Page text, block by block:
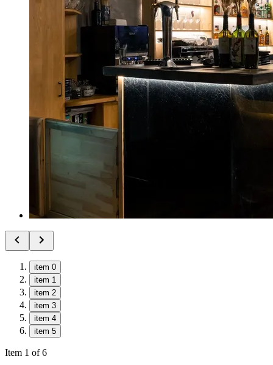
item 0
item 1
item 2
item 3
item 4
item 5
Item 1 of 6